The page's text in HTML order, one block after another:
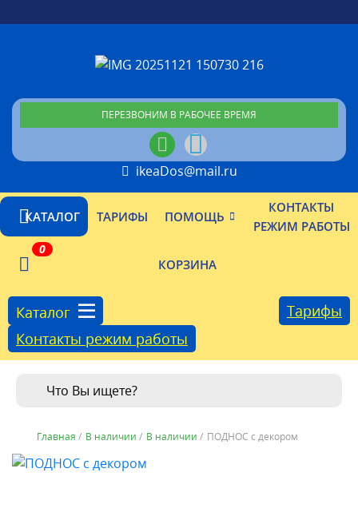
ПЕРЕЗВОНИМ В РАБОЧЕЕ ВРЕМЯ
ikeaDos@mail.ru
КАТАЛОГ ТАРИФЫ ПОМОЩЬ
КОНТАКТЫ
РЕЖИМ РАБОТЫ
КОРЗИНА
0
Каталог
Тарифы
Контакты режим работы
Главная / В наличии / В наличии / ПОДНОС с декором